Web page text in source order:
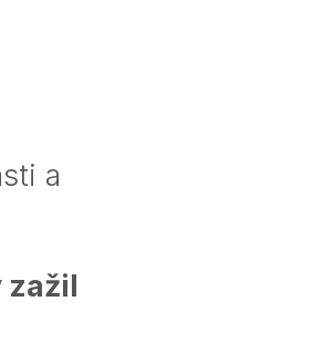
a
zažil